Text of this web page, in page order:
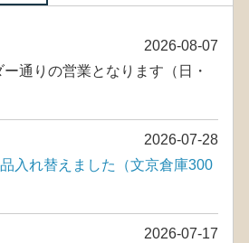
2026-08-07
通りの営業となります（日・
2026-07-28
入れ替えました（文京倉庫300
2026-07-17